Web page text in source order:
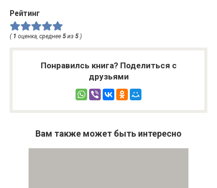
Рейтинг
( 1 оценка, среднее 5 из 5 )
Понравилсь книга? Поделиться с
друзьями
Вам также может быть интересно